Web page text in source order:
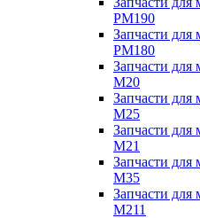
PM190
Запчасти для
PM180
Запчасти для
M20
Запчасти для
M25
Запчасти для
M21
Запчасти для
M35
Запчасти для
M211